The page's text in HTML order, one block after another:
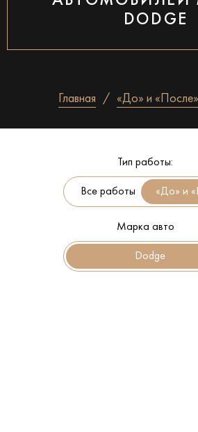
DODGE
Главная «До» и «После»
Тип работы:
Все работы
Марка авто
Dodge